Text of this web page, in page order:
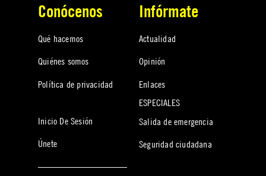
Conócenos
Qué hacemos
Quiénes somos
Política de privacidad
Inicio De Sesión
Únete
Infórmate
Actualidad
Opinión
Enlaces
ESPECIALES
Salida de emergencia
Seguridad ciudadana